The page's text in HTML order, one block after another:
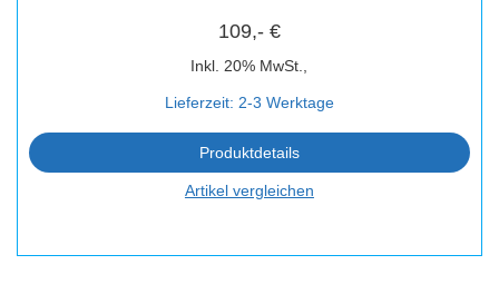
109,- €
Inkl. 20% MwSt.,
Lieferzeit: 2-3 Werktage
Produktdetails
Artikel vergleichen